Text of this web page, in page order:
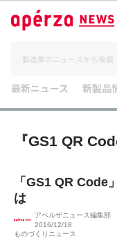
最新ニュース 新製品
『GS1 QR
「GS1 QR Code
は
アペルザニュース編集部
2016/12/18
ものづくりニュース